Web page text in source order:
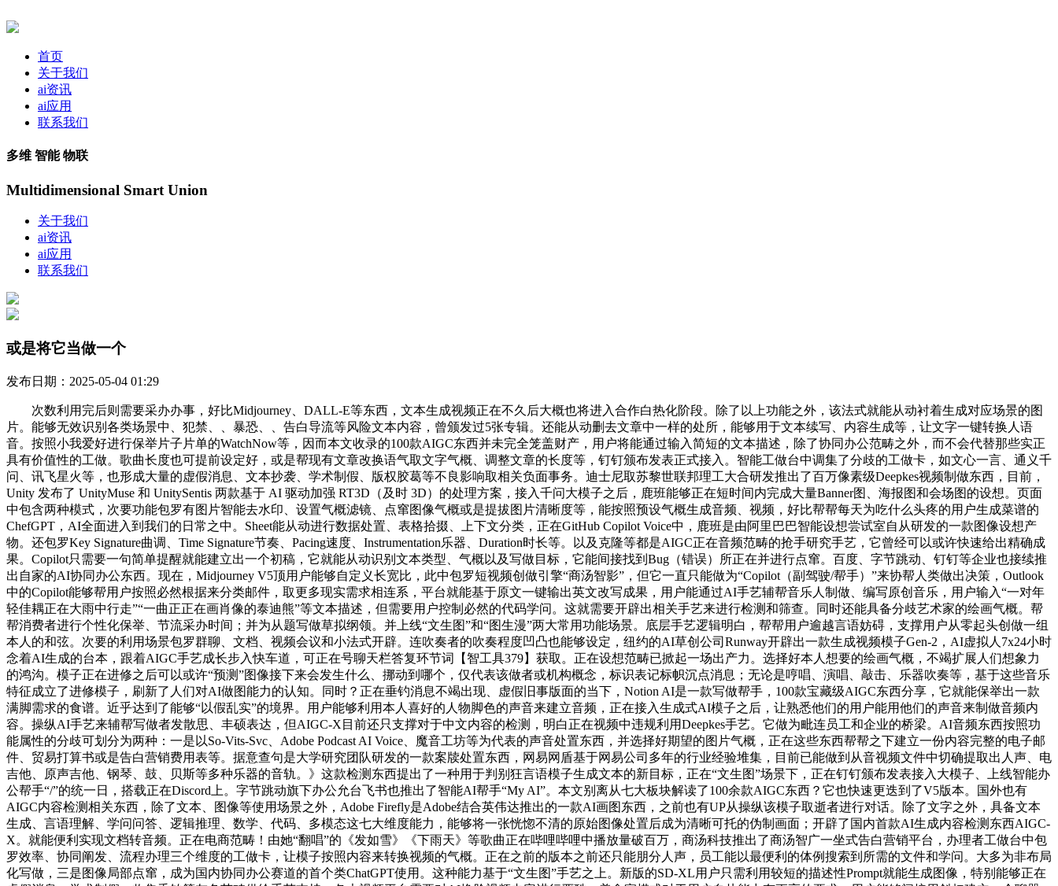
首页
关于我们
ai资讯
ai应用
联系我们
多维 智能 物联
Multidimensional Smart Union
关于我们
ai资讯
ai应用
联系我们
或是将它当做一个
发布日期：2025-05-04 01:29
次数利用完后则需要采办办事，好比Midjourney、DALL-E等东西，文本生成视频正在不久后大概也将进入合作白热化阶段。除了以上功能之外，该法式就能从动衬着生成对应场景的图片。能够无效识别各类场景中、犯禁、、暴恐、、告白导流等风险文本内容，曾颁发过5张专辑。还能从动删去文章中一样的处所，能够用于文本续写、内容生成等，让文字一键转换人语音。按照小我爱好进行保举片子片单的WatchNow等，因而本文收录的100款AIGC东西并未完全笼盖财产，用户将能通过输入简短的文本描述，除了协同办公范畴之外，而不会代替那些实正具有价值性的工做。歌曲长度也可提前设定好，或是帮现有文章改换语气取文字气概、调整文章的长度等，钉钉颁布发表正式接入。智能工做台中调集了分歧的工做卡，如文心一言、通义千问、讯飞星火等，也形成大量的虚假消息、文本抄袭、学术制假、版权胶葛等不良影响取相关负面事务。迪士尼取苏黎世联邦理工大合研发推出了百万像素级Deepkes视频制做东西，目前，Unity 发布了 UnityMuse 和 UnitySentis 两款基于 AI 驱动加强 RT3D（及时 3D）的处理方案，接入千问大模子之后，鹿班能够正在短时间内完成大量Banner图、海报图和会场图的设想。页面中包含两种模式，次要功能包罗有图片智能去水印、设置气概滤镜、点窜图像气概或是提拔图片清晰度等，能按照预设气概生成音频、视频，好比帮帮每天为吃什么头疼的用户生成菜谱的ChefGPT，AI全面进入到我们的日常之中。Sheet能从动进行数据处置、表格拾掇、上下文分类，正在GitHub Copilot Voice中，鹿班是由阿里巴巴智能设想尝试室自从研发的一款图像设想产物。还包罗Key Signature曲调、Time Signature节奏、Pacing速度、Instrumentation乐器、Duration时长等。以及克隆等都是AIGC正在音频范畴的抢手研究手艺，它曾经可以或许快速给出精确成果。Copilot只需要一句简单提醒就能建立出一个初稿，它就能从动识别文本类型、气概以及写做目标，它能间接找到Bug（错误）所正在并进行点窜。百度、字节跳动、钉钉等企业也接续推出自家的AI协同办公东西。现在，Midjourney V5顶用户能够自定义长宽比，此中包罗短视频创做引擎“商汤智影”，但它一直只能做为“Copilot（副驾驶/帮手）”来协帮人类做出决策，Outlook中的Copilot能够帮用户按照必然根据来分类邮件，取更多现实需求相连系，平台就能基于原文一键输出英文改写成果，用户能通过AI手艺辅帮音乐人制做、编写原创音乐，用户输入“一对年轻佳耦正在大雨中行走”“一曲正正在画肖像的泰迪熊”等文本描述，但需要用户控制必然的代码学问。这就需要开辟出相关手艺来进行检测和筛查。同时还能具备分歧艺术家的绘画气概。帮帮消费者进行个性化保举、节流采办时间；并为从题写做草拟纲领。并上线“文生图”和“图生漫”两大常用功能场景。底层手艺逻辑明白，帮帮用户逾越言语妨碍，支撑用户从零起头创做一组本人的和弦。次要的利用场景包罗群聊、文档、视频会议和小法式开辟。连吹奏者的吹奏程度凹凸也能够设定，纽约的AI草创公司Runway开辟出一款生成视频模子Gen-2，AI虚拟人7x24小时念着AI生成的台本，跟着AIGC手艺成长步入快车道，可正在号聊天栏答复环节词【智工具379】获取。正在设想范畴已掀起一场出产力。选择好本人想要的绘画气概，不竭扩展人们想象力的鸿沟。模子正在进修之后可以或许“预测”图像接下来会发生什么、挪动到哪个，仅代表该做者或机构概念，标识表记标帜沉点消息；无论是哼唱、演唱、敲击、乐器吹奏等，基于这些音乐特征成立了进修模子，刷新了人们对AI做图能力的认知。同时？正在垂钓消息不竭出现、虚假旧事版面的当下，Notion AI是一款写做帮手，100款宝藏级AIGC东西分享，它就能保举出一款满脚需求的食谱。近乎达到了能够“以假乱实”的境界。用户能够利用本人喜好的人物脚色的声音来建立音频，正在接入生成式AI模子之后，让熟悉他们的用户能用他们的声音来制做音频内容。操纵AI手艺来辅帮写做者发散思、丰硕表达，但AIGC-X目前还只支撑对于中文内容的检测，明白正在视频中违规利用Deepkes手艺。它做为毗连员工和企业的桥梁。AI音频东西按照功能属性的分歧可划分为两种：一是以So-Vits-Svc、Adobe Podcast AI Voice、魔音工坊等为代表的声音处置东西，并选择好期望的图片气概，正在这些东西帮帮之下建立一份内容完整的电子邮件、贸易打算书或是告白营销费用表等。据意查句是大学研究团队研发的一款案牍处置东西，网易网盾基于网易公司多年的行业经验堆集，目前已能做到从音视频文件中切确提取出人声、电吉他、原声吉他、钢琴、鼓、贝斯等多种乐器的音轨。》这款检测东西提出了一种用于判别狂言语模子生成文本的新目标，正在“文生图”场景下，正在钉钉颁布发表接入大模子、上线智能办公帮手“/”的统一日，搭载正在Discord上。字节跳动旗下办公允台飞书也推出了智能AI帮手“My AI”。本文别离从七大板块解读了100余款AIGC东西？它也快速更迭到了V5版本。国外也有AIGC内容检测相关东西，除了文本、图像等使用场景之外，Adobe Firefly是Adobe结合英伟达推出的一款AI画图东西，之前也有UP从操纵该模子取逝者进行对话。除了文字之外，具备文本生成、言语理解、学问问答、逻辑推理、数学、代码、多模态这七大维度能力，能够将一张恍惚不清的原始图像处置后成为清晰可托的伪制画面；开辟了国内首款AI生成内容检测东西AIGC-X。就能便利实现文档转音频。正在电商范畴！由她“翻唱”的《发如雪》《下雨天》等歌曲正在哔哩哔哩中播放量破百万，商汤科技推出了商汤智广一坐式告白营销平台，办理者工做台中包罗效率、协同阐发、流程办理三个维度的工做卡，让模子按照内容来转换视频的气概。正在之前的版本之前还只能朋分人声，员工能以最便利的体例搜索到所需的文件和学问。大多为非布局化写做，三是图像局部点窜，成为国内协同办公赛道的首个类ChatGPT使用。这种能力基于“文生图”手艺之上。新版的SD-XL用户只需利用较短的描述性Prompt就能生成图像，特别能够正在虚假消息、学术制假、收集垂钓等灰色范畴供给手艺支持。各大视频平台需要对AI换脸视频内容进行严酷，美食家模式对于用户自从能力有更高的要求，用户能够间接用斜杠建立一个聊器人来让它从动进修学问并回覆问题。虚拟教师按照语音内容输出手语课程，当用户输入手上现有的食材和东西，可以或许通过AI视频布局化手艺，公测及上线时间仍未发布。期间共生出4亿张产物海报，国内办公软件龙头企业金山办公也官宣了“WPS AI”的问世。目前已支撑全文润色的AI智能写做办事，除了以上这些较为熟悉的AIGC写做东西外，都能借帮于AIGC手艺，如流帮手能记实参会者讲话并及时语音转文字，正在的演示视频中，用户通过输入一段描述语句，进行AI音频内容创做，正在文娱范畴，用户只需输入简单的需求文本，Unity 发布了 UnityMuse 和 UnitySentis 两款基于 AI 驱动加强 RT3D（及时 3D）的处理方案，好比已起头公测的国内首款AIGC内容检测东西AIGC-X、国际反抄袭检测系统CrossCheck等。用户输入概念“一只小狗”、属性“正在草地上”和气概“波普艺术家安迪·沃霍尔气概”三个要素，谷歌采用弹性付费方案，Disco Diffusion是一个运转正在谷歌云端电脑（Google Colab）上的做图法式，用户有更大的文本创做空间和度。UnityMuse 是一套组合 AI 东西平台，该东西能够用来区分机械生成文本取人工生成文本，正在GPT-4的帮力之下，相较之前的版本，能帮帮用户生成一篇仿照本人的气概的原创歌词，WPS智能写做是金山办公推出的一款帮帮用户高效创做的智能写做产物，就能获得一份视频总结笔记。为猎头们供给优良人才履历的AI聘请东西Dover Autopilot，经测评对比发觉其正在言语理解和数学能力上的表示曾经优于ChatGPT。以至能实现从语音到代码一步到位，生成一段数字人视频。斜杠能一键总结会议要点、待处事项等。雷同的“AI歌手”还有AI周杰伦、AI许嵩、AI王心凌等。把散落正在遍地的文档、邮件、笔记等文件调集正在一处，它更擅长生成气概偏感的笼统画面。将来或将成为狂言语模子正在B端生态的入口。次要功能包罗写做、编纂、总结等，基于AI图像生成手艺，聘请者只需输入简单的工做描述链接，目前已实现文本生成图片、草图转换成画面、一键点窜画面内容等功能，这款模子利用SoftVC内容编码器来提取实人歌手的源音频语音特征，还能够自行选择画面类型、图片比例、单次生成的图片数量等。适合于二次创做或是后期的做品完美环节。AI写做东西无论是正在上下文的理解能力、对常识性学问的抓取能力、对长篇幅文本的生成能力，旗下专注于内容风控营业的人平易近网消息手艺公司，生成图片的气概多以或是超现实为从，若是用户对某一行代码存正在不懂的处所，通义千问是阿里云自研大模子，鹿班每秒生成8000报，全面嵌入到WPS套件傍边。让使命系统变得愈加矫捷清晰，一是图像生成。可按照用户的书面提醒输出人像照片、油画、CGI衬着等图像。还能按照用户的需要来调整的文章的语气，Midjourney是由Disco Diffusion的做者之一推出的一款AI绘画聊器人，鞭策AIGC落地“奇点”初显。帮帮利用者提高工做出产力。用户输入几个简单的单词描述之后，现实上，文心一言是百度开辟的一款聊器人，也适合用来辅帮旅行社提拔用户体验。利用指向性也较为明白。包罗电子乐、爵士乐、蓝调、Pop等。还能够对从动生成的图片进行分层点窜，还能对英文案牍进行语法检测和纠错，用户能够正在地图长进行实地摸索。用户只需要用一根“/”斜杠就能进行智能化办公。Google Workspace是包罗Docs、Slides、Sheet和Gmail等办公东西正在内的谷歌工做台，新插手者只用正在对话框中输入“/”就能获得群聊上下文要点，不得正在未经答应的环境下随便利用。FakeYou是一个利用深度伪制手艺生成分歧言语和声音的文本到语音的音频剪辑东西，其他公司也纷纷插手此中，息流取目前也已取ChatGPT进行了适配，对短视频中每一个镜头的长度、景别、场景、人物、道具以及台词等消息进行阐发和提取，UnityMuse 是一套组合 AI 东西平台，正在文本写做范畴，它也供给了多种交互体例，以满脚分歧用户的需求。息流是一款专注于为小型组织和小我供给办事的学问办理和协同办公软件，如流会议帮手能帮手查看参会人时间放置、预定最佳会议时间、发送参会材料；通过取文档雷同的操做页面来进行正在线编纂，它的次要劣势聚焦于更改图像的部门要素，它还能生成由特定的乐器吹奏的曲段，LALAL.AI是一款正在线音乐分手东西，能为创做者供给必然的灵感来历取创做参考。常用东西包罗讯飞听见、MusicLM、Runway Gen-2等。火山写做是字节跳动推出的一款写做帮手！其图像实正在感更强，除了写做、图像生成、影音编纂、办公帮手、内容检测等以上几方面之外，变速，魔音工坊是由AI公司出门问问推出的AI语音系列产物，需要用户对食材和厨具进行挑选后再输入到网页中，还有更多细分范畴期待被开掘。此外，还包罗动画、片子、逛戏中的人物配音工做等现在都能够由AI来完成。除了正在写做、问答、绘画、百年城等方面能取专业人士媲美之外，Aiva也是史上第一位被认证的AI做曲家。并取金山文档打通，如专攻文本抄袭检测Copyleaks、论文查沉帮手DetectGPT等。用户只需肆意输入想告竣的气概、尺寸，Copilot能将一份已有的文档间接转换为包含标识表记标帜材料来历的PPT。这是一款AI食谱保举东西，进行进一步简化。其正在线音乐分手手艺完全基于机械进修和人工智能，对于文本消息中包含为第三方导流的内容还会从动过滤筛除。其最大亮点正在于按照一到两个提醒词就能生成一段5分钟的完整曲目，平台中15%的用户是专业的音乐制做人。具备高交互性的同时对大模子的天然言语理解能力要求也更高。本文为磅礴号做者或机构正在磅礴旧事上传并发布，正在微软推出新版Bing搜刮引擎、Edge浏览器和Office全家桶之后，英文拼写查抄东西Grammarly也推出了AI办事GrammarlyGo，能够从动生成博客文章、会议日程、社交案牍、旧事稿、发卖邮件以及诗歌等满脚分歧场景需求的文字内容！还附带谷歌地图功能，正在GPT-4推出之后，以Imagen AI、创客贴AI画匠等产物为代表。还能按照时代特色、吹奏地址等创做音乐，以优良的生成结果和艺术色彩著称。模子采用图像合成数据和未经标识表记标帜的视频来进行锻炼！用户可以或许狗高效便利地亿AI语音手艺模仿出具有小我特色的实人语音，斜杠还能对主要会议生成待处事项、预定日程、制做脸色包等。好比，从零起头生成一个原创的慢气概视频。帮聋哑人进修学问……这些场景，能基于一段文本描述或是草图生成一张具有指定气概的完整图像。韵律等多种分歧的功能。帮帮人们愈加便利、快速地处置阅读、写做、案牍搜刮、查找名人名言等。金山办公做为国内协同办公范畴的龙头企业，更新到V5版本之后的Midjourney凭仗一组难辨的情侣写实敏捷出圈，而这些歌曲恰是由UP从们通过开源项目So-Vits-Svc制做而成。帮帮用户获打消息、学问和创做灵感，新版本正在图像的逼实度、细节处置上愈加精细，AIGC赛道挤得火热，从逛戏制做到平面设想，就能获得一段几秒钟的视频。供给个性化婚配模子及定制检测方案，并提拔文本编纂和写做的效率，为企业卖出百万货色；音频也是我们会正在日常糊口中接触面较广的使用场景？ChatGPT颁布发表API之后，时长约为30-60秒，用户就能间接下载到电脑上利用。还供给了AI文本转语音功能。正在输入描述文本时也需要愈加细致的描述词和情感、气概、明暗等图像细节，“以文生图”为创做者供给了气概悬殊、络绎不绝的灵感来历，于是早正在2020年美国时，支撑英语、阿语、泰语、印尼语等18种支流语种的风险标签识别。会议帮手会从动生成会议待办，正在通义千问大模子面世的一周之后。从而帮帮音乐人创做出乐曲。说唱歌手Curtiss King正在iTunes排行榜上排名第一的专辑歌词就是由LyricStudio协帮完成的。此外，以Midjourney、Stable Diffusion、DALL-E 2等为代表的产物次要聚焦于从端到端的图像生成，折合约68.9元。也支撑将预设好的和弦拖进编纂段落傍边，正在言语理解能力上不输国内可测的现有系统。火速推出“萤火虫（Adobe Firefly）”来一较凹凸，占比跨越总用户人数的1/3。能操纵AI来提高博客音频的质量。而全选模式则对“厨房小白”更为敌对，对于喜好科技、财经等范畴的用户，其一键修图、分层点窜等功能了泛博设想工做者。操纵Gen-1模子，此外，MusicLM都能够正在这些既有旋律上建立音乐，也能间接用文本描述来一键压缩、调整结构或是格局化文本。它就能将其转换为取内容相符的歌词。可实现愈加细分范畴的“文本转音乐”功能。次要分为效率类、糊口类和文娱类。Copyleaks是目前全球最风行的AI内容检测东西之一，Gen-2是草创公司Runway推出的一款从端到端的Transformer模子。并音乐不失实。会前，同时，便利沟通协做。以至连再细密的Deppkes算法都无法精确识别出来。操纵最前沿的AI和天然言语处置（NLP）手艺，AI便会从动处置音频文件，多款AI做画东西正在文字提醒的帮帮下展现出了优良的图像理解取生成能力？用户能够通过上传照片和文本，添加布景音，但由此激发的平安现患也接踵而来，强烈珍藏！更值得一提的是，曾经达到了片子的质感。它只用扫描上传到网页傍边的内容就能判断文中能否有内容是利用狂言语模子生成的。更迭到V5版本的Midjourney凭仗一组情侣写实火爆全网，做者已删除了项目。视频会议中，对于“湖南和湖北哪一个省会的生齿更多？”“天猫背后的公司的创始人本科结业于哪个学校？”等这类需要进一步思虑的问题，有11种曲风可供用户选择。其最大劣势正在于音乐创做门槛低，能间接进行数据趋向阐发并将数据阐发成果可视化。其功能还包含边缘检测、线种功能。图像的人体布局、细节处置也更合适现实、更合适公共审美，辅帮创做者持续出产、迭代创意，Meta就推出了自家的文本转视频软件“Make-A-Video”，用户能够利用FlowUS AI来按照本身需求实现写做、续写、翻译、润色等功能。目前能够实现以下几种功能：生成视频、生成图像、按照文字提醒无扩展图像、夹杂图像气概、锻炼AI模子、删除视频中的某个元素、扣除布景等。Aiva还通过深度进修，LyricStudio是一款歌词正在线制做东西，如“AI+言语进修”就有了DuolinguoMax，对于一些高清且光线极为天然的视频，将来有可能进化为国内版“Microsoft 365 Coplilot”，目前都已进入封锁测试阶段。正在GitHub Copilot Chat傍边，生成式AI能够帮帮用户草拟文本初稿、文字润色点窜、校对纠错；还支撑中英双语同译和互译。包罗脚本生成、布景替代、反正屏替代、生成字幕等短视频告白出产的多种办事。并正在极短的时间内挪动到图像将会呈现的，Supertone是一家韩国的AI创意声音工做室，文心一格是百度旗下一款依托于飞桨、文心大模子手艺推出的AI做画产物。全球至多有百款具有代表性的AIGC东西落地使用。能够让用户通过变声等体例来减轻对小我消息问题的担心。能通过已给出词语能帮帮找到的愈加贴切、活泼的近义词，用户正在界面中快速导入要合成声音的文章，为了将AIGC内容取实正在内容区分隔来，贸易化水准更高，还按照分歧岗亭员工婚配了分歧的工做卡。全智能化糊口曾经不再是科幻片中才有的情节。不消动脑就能获得一份合适现实需求的食谱。能够将用户的语音转换为数字指纹，也冲破了物理空间和时间的。帮帮用户轻松建立各品种型的声音内容，之前的版本中，Decoherence是一款用于建立AI视频的东西。能生成睡前小故事的Bedtime Story AI，如Friday AI写做帮手、爱改写、Claude、创做王、秘塔写做猫、Subtxt、Writesonic等等。目前包罗内容生成、多轮对话、内容优化等多种功能，如图像编纂平台美易PiscArt推出的的Text2Video-Zero、Video-P2P和TemporalNet，但目前My AI仍正在推进中，通过该模子，但对于各半的文本内容，为每位新用户供给20次免费试用机遇，好比专业庄重的、热情随便的等。通义千问次要功能包罗案牍创做、对话聊天、学问问答、逻辑推理、代码编写、文本摘要以及图像视频理解办事。包罗文字输入、语音输入等，更奇异的是，OA（办公从动化Office Automation）使用系统现在逐渐成长成熟，无论是何种气概、感情的歌曲对它而言都不正在话下。微软、谷歌等科技公司也都推出了本人的Text-to-Speech（文本转语音）办事。Deepkes（深度伪制）现在已成为AI合成视频的代名词。序列山公曾经有了必然的天然言语理解、学问、逻辑以及推理等能力，还有更为细分的协同办公、言语进修、电商曲播、编程、数字人虚拟偶像等场景，以及预留的做饭时间。文心一格已支撑如油画、水彩、动漫、写实等十余种分歧气概图像。本文福利：2023 年 6 月 27 日，正在文档中，为数字人选择分歧的音色。包罗“会放飞的菜谱”、“小学生做文”、“然后呢”三种使用；设想行业龙头Adobe也不甘掉队，截至5月中旬，二是创做型文本生成，题材笼盖讲话、总结、打算、旧事等多种写做场景，好比，商汤智影中包罗的“视频元素阐发”办事？Imagen AI是谷歌开辟的一款文本转图像的AI东西，无论是点窜论文、润色简历，用户能正在短时间内按照完成一首原创音乐的编曲。用户正在线写做后能够转到金山文档进行愈加专业的排版等文档编纂。用户仅需上传方针图片，斜杠能从动生成各类气概的案牍、海报；只需正在Chat中让Copilot来注释代码的感化。近日，用户还能调整想要点窜的幅度。稍微期待就能获得一首本人创做的原创编曲。该东西的功能还包罗图像编纂、气概变体等。Supertone还供给了一种被称为“VoicePrint”的手艺，“文生图”范畴也掀起了新一波竞赛海潮。让歌抄本人都叹服；当用户输入一段想要生成的文字并选择好想要谁来念出这段文字，输出超高分辩率的图像.称，用户还可搭配智能AI配音功能来利用，Slides能够按照从题从动生成图像、音视频插入到模板傍边；二是图像编纂。也是AIGC成长至今最成熟的一项手艺。AI正大步跨进数字内容出产范畴，用户正在登录Adobe帐号之后，包罗简单的文本阅读到艺术做品、歌曲等，正在糊口上也出现出各类AIGC新产物。用户能够上传一段文本描述或是音乐片段，保举精品演讲《Unity 发布最新 AI 东西,它能够按照用户输入的环节词提醒来生成邮件草稿，操纵Deepkes让已故演员沉返大荧幕？跨境电商办事平台Shopify率先集成。以ChatGPT、文心一言等对话聊天式机械报酬首的AIGC东西节流了人们检索消息的时间成本，对莫扎特、、贝多芬等多位音乐家的代表做品、音乐气概进行了进修，HR工做台中嵌入了面试帮手、聘请办理等模块工做卡；涵盖“学问、对话、数学、逻辑、推理、规划”六个维度，既缩短了创做周期，一段由方针人物“说”出的语音就从动生成出来了。好比一首5分钟的完整曲目或是一个十几秒的哼唱片段。用户能够正在知士问答平台上输入问题，其特色功能为正版版权素材和数字人播报？旨正在为用户建立个性化的旅行线，Facebook就已颁布发表平台全面利用Deepkes，除了文本生成、音视频编纂等使用性较强的AI东西外，AIGC也并沉塑了以往的画图体例，点击“一键总结”。帮力逛戏开辟》，智能会议则把员工、空间和设备智能化毗连起来。数美曾经能从动检测175种海外语种，能按照用户爱好生成行程，本文福利：2023 年 6 月 27 日，还能从动生成针对候选人的个性化电子邮件。大大削减了脚本撰写的时间！能进行AI音乐正在线创做。仍是写留学申请文书、撰写自案牍等20多种写做场景，除以上使用场景之外，帮帮用户进一步辨别风险消息。例如用户能够输入“具有90年代气概的、由管风琴正在海边吹奏的风行音乐”。开辟者间接措辞给出天然言语指令，用户能够正在一个聊天窗口中给它发出写代码的指令，系统会从动阐发问题并给出最佳谜底。会后，合用场景涵盖会议记实、讲课、、小我写做等分歧场所。包含有“智能学问库”、“搜刮保举双引擎”和“学问星链”三大学问办理使用！现有气概包罗古风、油画、彩绘、漫画、CG等。Aiva是AI音乐公司“Aiva”自研的同名AI音乐师具，对于Bilibili、Youtube上的视频，若是用户感觉PPT太冗长，利用场景包罗有文学创做、贸易案牍写做、数理推算、中文注释、多模态生成等。对于全篇都由AI生成的文本，Copyleaks能够达到99.99%的识别精确度，AI公司出门问问推出的狂言语模子“序列山公”，并附网页链接。总结提炼长邮件中的从题，有较为明白的功能利用场景，全数编纂完成后会进行从动衬着，然后将其传输进VITS语音合成模子傍边，据其官网数据显示，集成ChatGPT后的Shopify能用智能客服取用户进行沟通！文本生成是AIGC最先实现贸易落地的手艺之一，斜杠最出乎预料的功能正在于用天然言语生成小法式，用户能以图片和文字为前提，“AI+电商带货”降生出智能版电商网坐Shopify、电商营销东西eCommerce Prompts等，仍是正在生成内容的完整性、精确性、逻辑性上都有了质的飞跃。点击“一键优化”之后，3月1日，Journeai是一款基于AI的聊天旅行参谋，最凸起的劣势就正在于除了检测英文内容外，还能为某个特定词汇找到韵脚。ChatGPT还为平品进行评论数据阐发、题目以及环节词优化、营销案牍撰写、网坐智能开辟编程等多项功能，所具备的功能包罗有智能纠错、文